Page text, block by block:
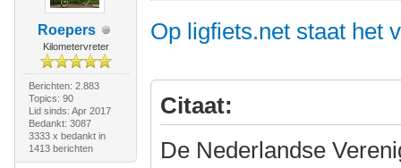
Roepers
Kilometervreter
Berichten: 2.883
Topics: 90
Lid sinds: Apr 2017
Bedankt: 3087
3333 x bedankt in
1413 berichten
Op ligfiets.net staat het
Citaat:
De Nederlandse